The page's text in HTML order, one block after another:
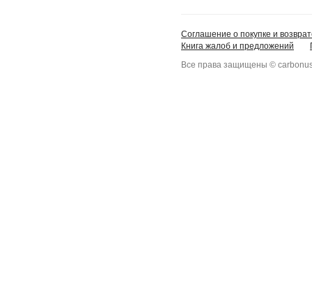
Соглашение о покупке и
Книга жалоб и предложений
Все права защищены ©